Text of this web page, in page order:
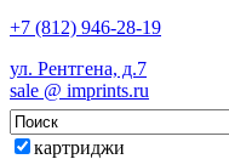
+7 (812) 946-28-19
ул. Рентгена, д.7
sale @ imprints.ru
картриджи